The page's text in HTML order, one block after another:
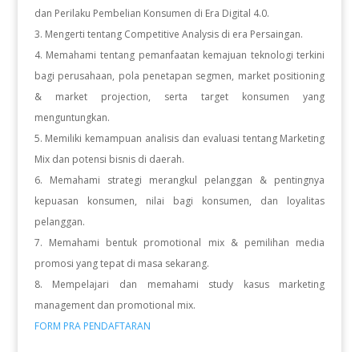
dan Perilaku Pembelian Konsumen di Era Digital 4.0.
Mengerti tentang Competitive Analysis di era Persaingan.
Memahami tentang pemanfaatan kemajuan teknologi terkini
bagi perusahaan, pola penetapan segmen, market positioning
& market projection, serta target konsumen yang
menguntungkan.
Memiliki kemampuan analisis dan evaluasi tentang Marketing
Mix dan potensi bisnis di daerah.
Memahami strategi merangkul pelanggan & pentingnya
kepuasan konsumen, nilai bagi konsumen, dan loyalitas
pelanggan.
Memahami bentuk promotional mix & pemilihan media
promosi yang tepat di masa sekarang.
Mempelajari dan memahami study kasus marketing
management dan promotional mix.
FORM PRA PENDAFTARAN